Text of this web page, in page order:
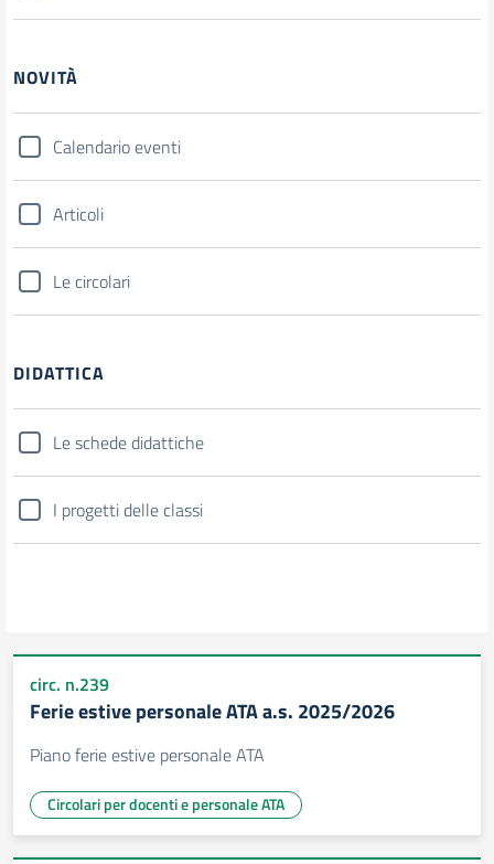
NOVITÀ
Calendario eventi
Articoli
Le circolari
DIDATTICA
Le schede didattiche
I progetti delle classi
circ. n.239
Ferie estive personale ATA a.s. 2025/2026
Piano ferie estive personale ATA
Circolari per docenti e personale ATA